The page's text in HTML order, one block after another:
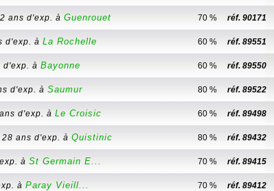
ans d'exp. à Guenrouet réf. 90171
70 %
d'exp. à La Rochelle réf. 89551
60 %
d'exp. à Bayonne réf. 89550
60 %
d'exp. à Saumur réf. 89522
80 %
d'exp. à Le Croisic réf. 89498
60 %
28 ans d'exp. à Quistinic réf. 89432
80 %
à St Germain E... réf. 89415
70 %
à Paray Vieill... réf. 89412
70 %